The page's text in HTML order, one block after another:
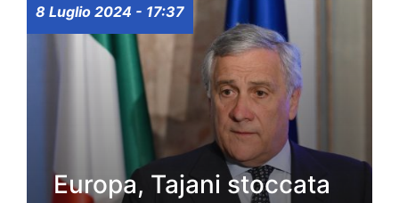
8 Luglio 2024 - 17:37
Europa, Tajani stoccata